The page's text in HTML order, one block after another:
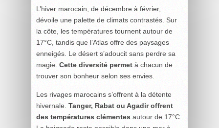
L’hiver marocain, de décembre à février,
dévoile une palette de climats contrastés. Sur
la côte, les températures tournent autour de
17°C, tandis que l’Atlas offre des paysages
enneigés. Le désert s’adoucit sans perdre sa
magie. Cette diversité permet à chacun de
trouver son bonheur selon ses envies.
Les rivages marocains s’offrent à la détente
hivernale. Tanger, Rabat ou Agadir offrent
des températures clémentes autour de 17°C.